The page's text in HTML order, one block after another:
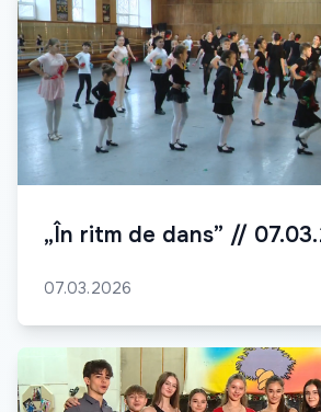
„În ritm de dans” //
07.03.2026